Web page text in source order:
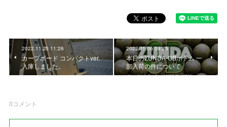
2022.11.25 11:26
カープボード コンパクトver.
入庫しました。
2022.11.06 09:25
本日のZUNDA-GBボトム 一
部入荷の件について
0コメント